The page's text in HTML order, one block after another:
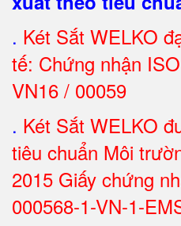
. Két Sắt WELKO
tế: Chứng nhận
VN16 / 00059
. Két Sắt WELKO
tiêu chuẩn Môi
2015 Giấy chứng
000568-1-VN-1-